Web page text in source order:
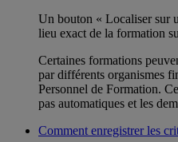
Un bouton « Localiser sur
lieu exact de la formation
Certaines formations
par différents organismes
Personnel de Formation.
pas automatiques et les
Comment enregistrer les